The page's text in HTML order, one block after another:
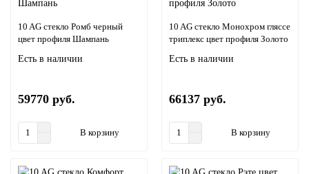
10 AG стекло Ромб черный
цвет профиля Шампань
Есть в наличии
59770 руб.
В корзину
10 AG стекло Монохром гляссе
триплекс цвет профиля Золото
Есть в наличии
66137 руб.
В корзину